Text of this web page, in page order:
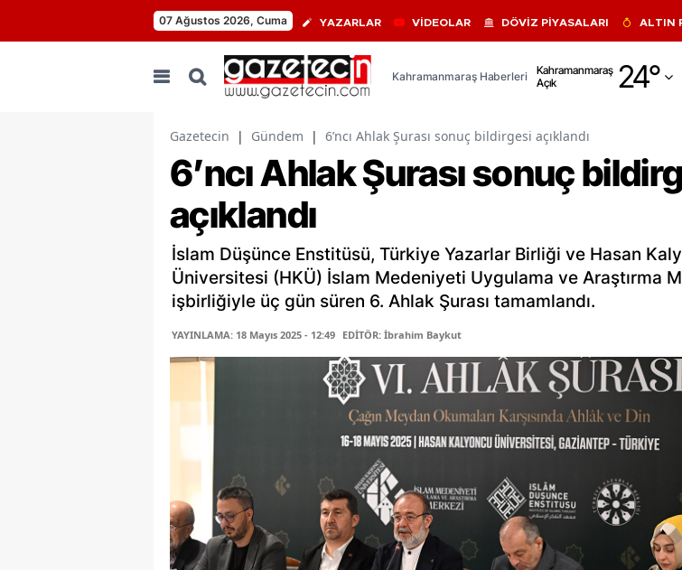
07 Ağustos 2026, Cuma YAZARLAR VİDEOLAR DÖVİZ PİYASALARI ALTIN
Kahramanmaraş Haberleri
Kahramanmaraş
Açık
24°
Adıyaman
Afyonkarahisar
Ağrı
Antalya
Artvin
Balıkesir
Bilecik
Bitlis
Gazetecin | Gündem | 6’ncı Ahlak Şurası sonuç bildirgesi açıklandı
6’ncı Ahlak Şurası sonuç
açıklandı
İslam Düşünce Enstitüsü, Türkiye Yazarlar Birliği ve Hasan
Üniversitesi (HKÜ) İslam Medeniyeti Uygulama ve Araştırma
işbirliğiyle üç gün süren 6. Ahlak Şurası tamamlandı.
YAYINLAMA: 18 Mayıs 2025 - 12:49 EDİTÖR: İbrahim Baykut